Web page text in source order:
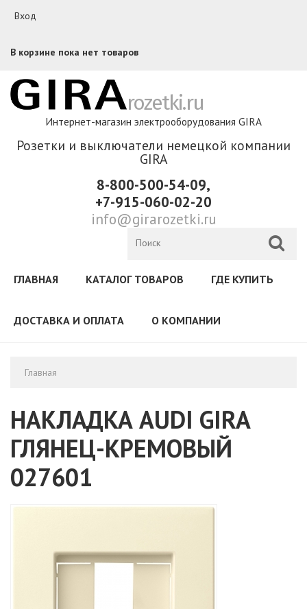
Вход
В корзине пока нет товаров
rozetki.ru
Интернет-магазин электрооборудования GIRA
Розетки и выключатели немецкой компании
GIRA
8-800-500-54-09,
+7-915-060-02-20
info@girarozetki.ru
ГЛАВНАЯ КАТАЛОГ ТОВАРОВ ГДЕ КУПИТЬ
ДОСТАВКА И ОПЛАТА О КОМПАНИИ
Главная
НАКЛАДКА AUDI GIRA
ГЛЯНЕЦ-КРЕМОВЫЙ
027601